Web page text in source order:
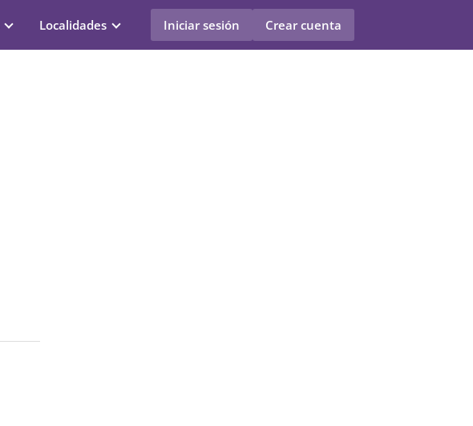
Localidades Iniciar sesión Crear cuenta